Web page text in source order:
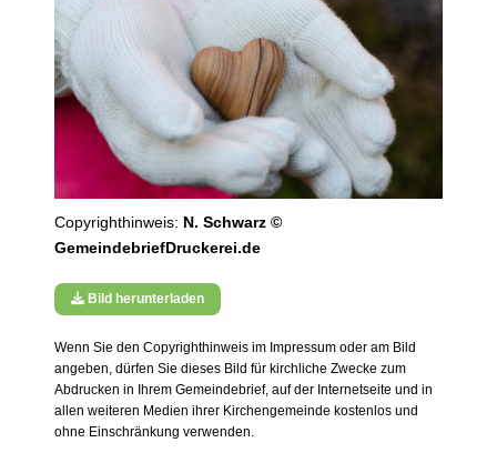
Copyrighthinweis: N. Schwarz ©
GemeindebriefDruckerei.de
Bild herunterladen
Wenn Sie den Copyrighthinweis im Impressum oder am Bild
angeben, dürfen Sie dieses Bild für kirchliche Zwecke zum
Abdrucken in Ihrem Gemeindebrief, auf der Internetseite und in
allen weiteren Medien ihrer Kirchengemeinde kostenlos und
ohne Einschränkung verwenden.